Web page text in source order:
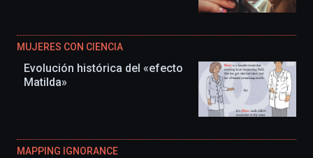
MUJERES CON CIENCIA
Evolución histórica del «efecto
Matilda»
MAPPING IGNORANCE